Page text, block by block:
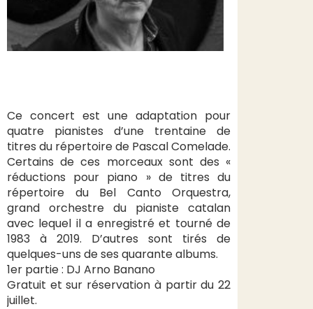
Ce concert est une adaptation pour
quatre pianistes d’une trentaine de
titres du répertoire de Pascal Comelade.
Certains de ces morceaux sont des «
réductions pour piano » de titres du
répertoire du Bel Canto Orquestra,
grand orchestre du pianiste catalan
avec lequel il a enregistré et tourné de
1983 à 2019. D’autres sont tirés de
quelques-uns de ses quarante albums.
1er partie : DJ Arno Banano
Gratuit et sur réservation à partir du 22
juillet.